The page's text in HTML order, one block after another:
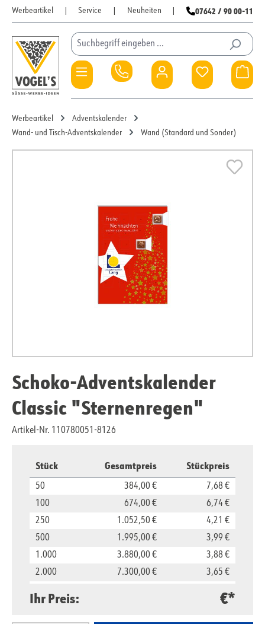
Zum Hauptinhalt springen
Werbeartikel Service Neuheiten 07642 / 90 00-11
Du hast 0
Werbeartikel
Adventskalender
Wand- und Tisch-Adventskalender
Wand (Standard und Sonder)
Schoko-Adventskalender
Classic "Sternenregen"
Artikel-Nr. 110780051-8126
Stück Gesamtpreis Stückpreis
50 384,00 €
7,68 €
100
674,00 €
6,74 €
250
1.052,50 €
4,21 €
500
1.995,00 €
3,99 €
1.000
3.880,00 €
3,88 €
2.000
7.300,00 €
3,65 €
2,98 €
Ihr Preis: €*